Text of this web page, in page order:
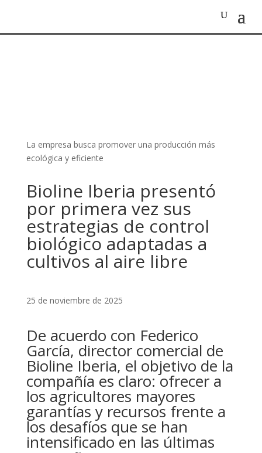
La empresa busca promover una producción más
ecológica y eficiente
Bioline Iberia presentó
por primera vez sus
estrategias de control
biológico adaptadas a
cultivos al aire libre
25 de noviembre de 2025
De acuerdo con Federico
García, director comercial de
Bioline Iberia, el objetivo de la
compañía es claro: ofrecer a
los agricultores mayores
garantías y recursos frente a
los desafíos que se han
intensificado en las últimas